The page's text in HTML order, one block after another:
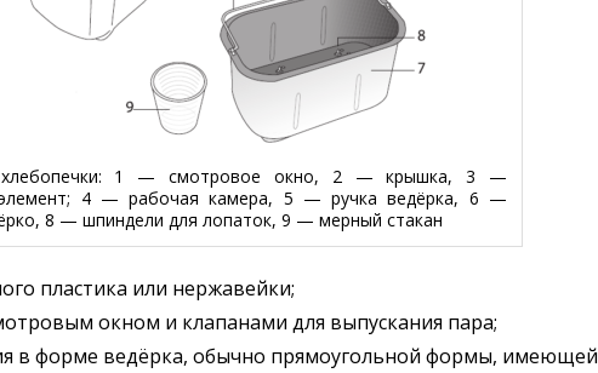
хлебопечки: 1 — смотровое окно, 2 — крышка, 3 —
элемент; 4 — рабочая камера, 5 — ручка ведёрка, 6 —
8 — шпиндели для лопаток, 9 — мерный стакан
пластика или нержавейки;
окном и клапанами для выпускания пара;
в форме ведёрка, обычно прямоугольной формы, имеющей